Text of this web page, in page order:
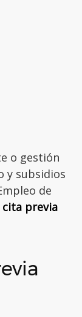
o gestión
y subsidios
de
previa